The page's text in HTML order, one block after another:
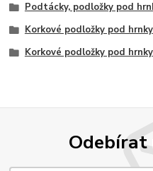
Podtácky, podložky pod
Korkové podložky pod hrnky
Korkové podložky pod hrnky